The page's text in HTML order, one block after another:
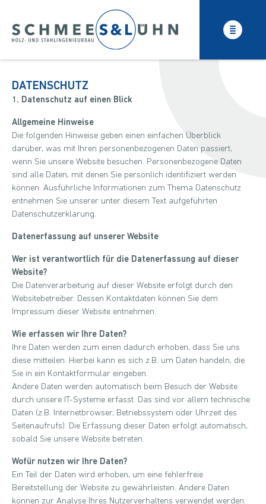
Navigation überspringen
DATENSCHUTZ
1. Datenschutz auf einen Blick
Allgemeine Hinweise
Die folgenden Hinweise geben einen einfachen Überblick
darüber, was mit Ihren personenbezogenen Daten passiert,
wenn Sie unsere Website besuchen. Personenbezogene Daten
sind alle Daten, mit denen Sie persönlich identifiziert werden
können. Ausführliche Informationen zum Thema Datenschutz
entnehmen Sie unserer unter diesem Text aufgeführten
Datenschutzerklärung.
Datenerfassung auf unserer Website
Wer ist verantwortlich für die Datenerfassung auf dieser
Website?
Die Datenverarbeitung auf dieser Website erfolgt durch den
Websitebetreiber. Dessen Kontaktdaten können Sie dem
Impressum dieser Website entnehmen.
Wie erfassen wir Ihre Daten?
Ihre Daten werden zum einen dadurch erhoben, dass Sie uns
diese mitteilen. Hierbei kann es sich z.B. um Daten handeln, die
Sie in ein Kontaktformular eingeben.
Andere Daten werden automatisch beim Besuch der Website
durch unsere IT-Systeme erfasst. Das sind vor allem technische
Daten (z.B. Internetbrowser, Betriebssystem oder Uhrzeit des
Seitenaufrufs). Die Erfassung dieser Daten erfolgt automatisch,
sobald Sie unsere Website betreten.
Wofür nutzen wir Ihre Daten?
Ein Teil der Daten wird erhoben, um eine fehlerfreie
Bereitstellung der Website zu gewährleisten. Andere Daten
können zur Analyse Ihres Nutzerverhaltens verwendet werden.